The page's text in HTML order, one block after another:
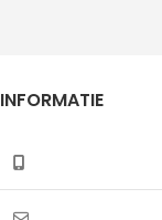
INFORMATIE